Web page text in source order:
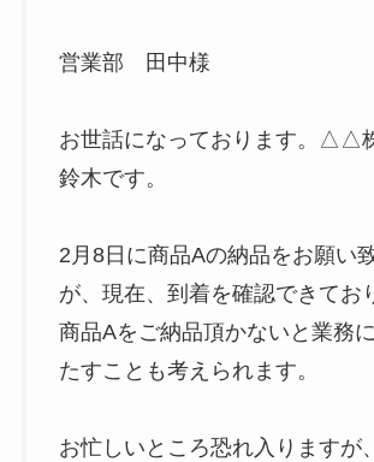
営業部 田中様
お世話になっております。△△
鈴木です。
2月8日に商品Aの納品をお願い
が、現在、到着を確認できてお
商品Aをご納品頂かないと業務
たすことも考えられます。
お忙しいところ恐れ入りますが